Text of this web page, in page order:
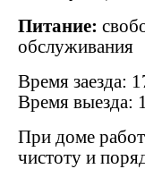
Питание:
Время заезда:
Время выезда:
При доме
чистоту и